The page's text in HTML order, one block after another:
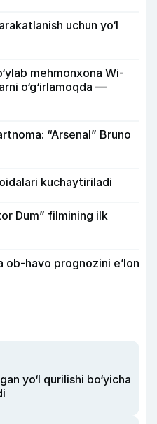
uchun yo‘l
mehmonxona Wi-
o‘g‘irlamoqda —
“Arsenal” Bruno
kuchaytiriladi
Dum” filmining ilk
ob-havo prognozini e’lon
yo‘l qurilishi bo‘yicha